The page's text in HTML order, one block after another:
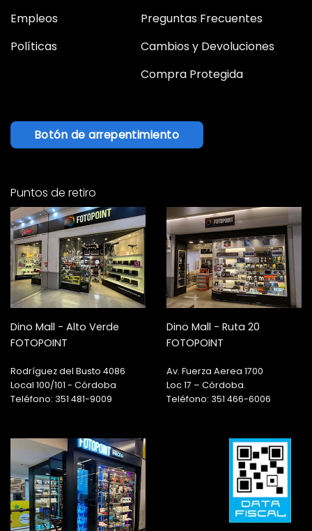
Empleos
Políticas
Preguntas Frecuentes
Cambios y Devoluciones
Compra Protegida
Botón de arrepentimiento
Puntos de retiro
Dino Mall - Alto Verde
FOTOPOINT
Rodríguez del Busto 4086
Local 100/101 - Córdoba
Teléfono: 351 481-9009
Dino Mall - Ruta 20
FOTOPOINT
Av. Fuerza Aerea 1700
Loc 17 – Córdoba.
Teléfono: 351 466-6006